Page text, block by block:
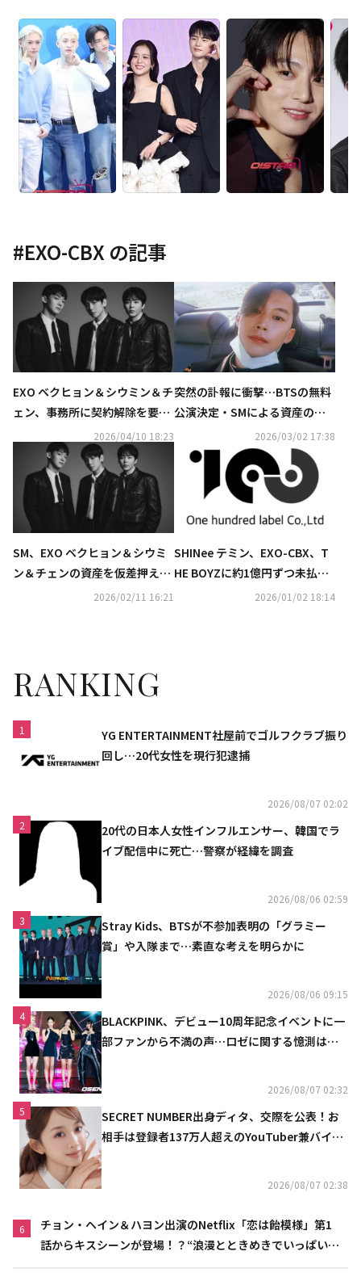
#EXO-CBX の記事
EXO ベクヒョン＆シウミン＆チ
ェン、事務所に契約解除を要
求…未精算金など契約違反を主
2026/04/10 18:23
突然の訃報に衝撃…BTSの無料
公演決定・SMによる資産の仮
差押えも「Kstyle 2月の記事ラ
ンキングTOP5」を発表
2026/03/02 17:38
SM、EXO ベクヒョン＆シウミ
ン＆チェンの資産を仮差押え…
2026/02/11 16:21
SHINee テミン、EXO-CBX、T
HE BOYZに約1億円ずつ未払
い？One Hundredが疑惑に反
2026/01/02 18:14
RANKING
1
YG ENTERTAINMENT社屋前でゴルフクラブ振り
回し…20代女性を現行犯逮捕
2026/08/07 02:02
2
20代の日本人女性インフルエンサー、韓国でラ
イブ配信中に死亡…警察が経緯を調査
2026/08/06 02:59
3
Stray Kids、BTSが不参加表明の「グラミー
賞」や入隊まで…素直な考えを明らかに
2026/08/06 09:15
4
BLACKPINK、デビュー10周年記念イベントに一
部ファンから不満の声…ロゼに関する憶測は否
2026/08/07 02:32
5
SECRET NUMBER出身ディタ、交際を公表！お
相手は登録者137万人超えのYouTuber兼バイオ
2026/08/07 02:38
6
チョン・ヘイン＆ハヨン出演のNetflix「恋は飴模様」第1
話からキスシーンが登場！？“浪漫とときめきでいっぱいの